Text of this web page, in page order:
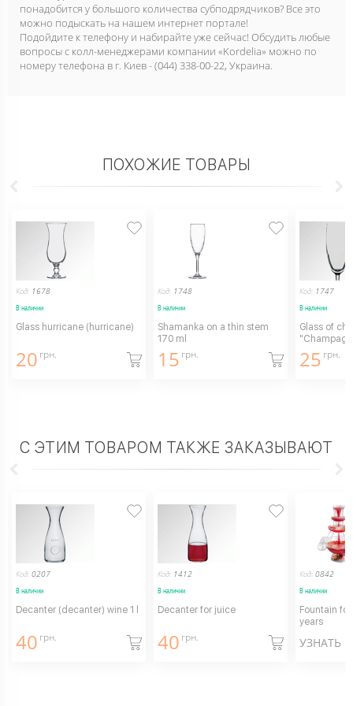
понадобится у большого количества субподрядчиков? Все это
можно подыскать на нашем интернет портале!
Подойдите к телефону и набирайте уже сейчас! Обсудить любые
вопросы с колл-менеджерами компании «Kordelia» можно по
номеру телефона в г. Киев - (044) 338-00-22, Украина.
ПОХОЖИЕ ТОВАРЫ
Код: 1678
В наличии
Glass hurricane (hurricane)
20 грн.
Код: 1748
В наличии
Shamanka on a thin stem
170 ml
15 грн.
Код: 1747
В наличии
Glass of
25 грн.
С ЭТИМ ТОВАРОМ ТАКЖЕ ЗАКАЗЫВАЮТ
Код: 0207
В наличии
Decanter (decanter) wine 1 l
40 грн.
Код: 1412
В наличии
Decanter for juice
40 грн.
Код: 0842
В наличии
Fountain
years
УЗНАТЬ